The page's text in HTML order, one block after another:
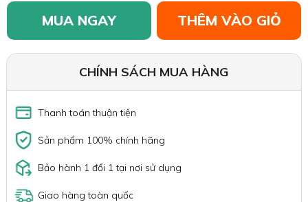
MUA NGAY THÊM VÀO GIỎ
CHÍNH SÁCH MUA HÀNG
Thanh toán thuận tiện
Sản phẩm 100% chính hãng
Bảo hành 1 đổi 1 tại nơi sử dụng
Giao hàng toàn quốc